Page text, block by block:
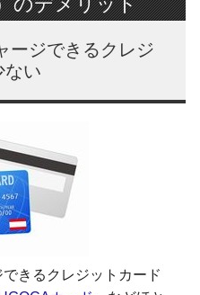
ージできるクレジ
ない
きるクレジットカード